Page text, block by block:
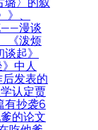
、
——漫谈
《泼烦
起》
中人
发表的
认定贾
有抄袭6
的论文